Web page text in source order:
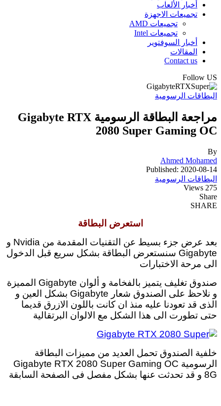
أخبار الألعاب
تجميعات الاجهزة
تجميعات AMD
تجميعات Intel
أخبار السوفتوير
المقالات
Contact us
Follow US
البطاقات الرسومية
مراجعة البطاقة الرسومية Gigabyte RTX
2080 Super Gaming OC
By
Ahmed Mohamed
Published: 2020-08-14
البطاقات الرسومية
275 Views
Share
SHARE
استعرض البطاقة
بعد عرض جزء بسيط عن التقنيات المقدمة من Nvidia و
Gigabyte سنستعرض البطاقة بشكل سريع قبل الدخول
الى مرحة الاختبارات
صندوق تغليف يتميز بالفخامة و ألوان Gigabyte المميزة
و نلاحظ على الصندوق شعار Gigabyte بشكل العين و
الذى قد تعودنا عليه منذ ان كانت باللون الازرق قديما
حتى تطورت الى هذا الشكل مع الالوان البرتقالية
خلفية الصندوق تحمل العديد من مميزات البطاقة
الرسومية Gigabyte RTX 2080 Super Gaming OC
8G و قد تحدثت عنها بشكل مفصل فى الصفحة السابقة